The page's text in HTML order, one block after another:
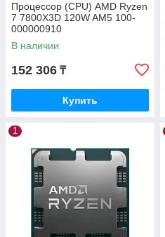
Процессор (CPU) AMD Ryzen
7 7800X3D 120W AM5 100-
000000910
В наличии
152 306 ₸
Купить
1